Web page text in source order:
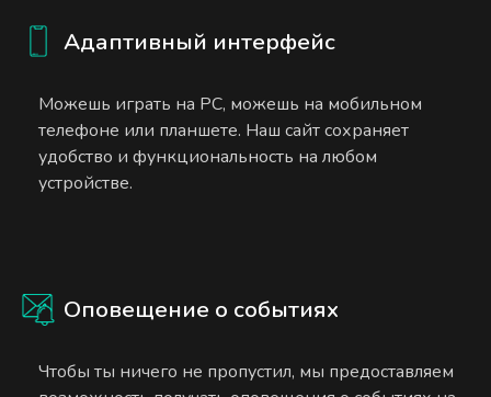
Адаптивный интерфейс
Можешь играть на PC, можешь на мобильном
телефоне или планшете. Наш сайт сохраняет
удобство и функциональность на любом
устройстве.
Оповещение о событиях
Чтобы ты ничего не пропустил, мы предоставляем